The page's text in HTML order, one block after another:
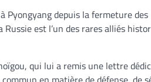
Pyongyang depuis la fermeture des
est l’un des rares alliés
qui lui a remis une lettre